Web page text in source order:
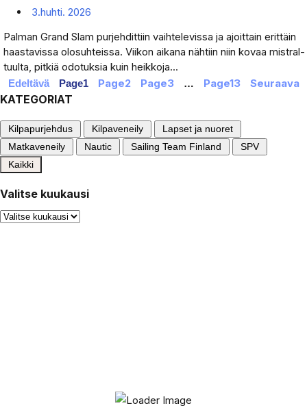
3.huhti. 2026
Palman Grand Slam purjehdittiin vaihtelevissa ja ajoittain erittäin
haastavissa olosuhteissa. Viikon aikana nähtiin niin kovaa mistral-
tuulta, pitkiä odotuksia kuin heikkoja...
Edeltävä Page1 Page2 Page3 … Page13 Seuraava
KATEGORIAT
Kilpapurjehdus Kilpaveneily
Lapset ja nuoret
Matkaveneily
Nautic Sailing Team Finland
SPV
Kaikki
Valitse kuukausi
Valitse